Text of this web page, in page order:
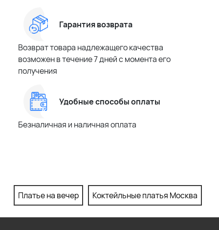
Гарантия возврата
Возврат товара надлежащего качества
возможен в течение 7 дней с момента его
получения
Удобные способы оплаты
Безналичная и наличная оплата
Платье на вечер Коктейльные платья Москва